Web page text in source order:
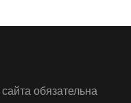
обязательна